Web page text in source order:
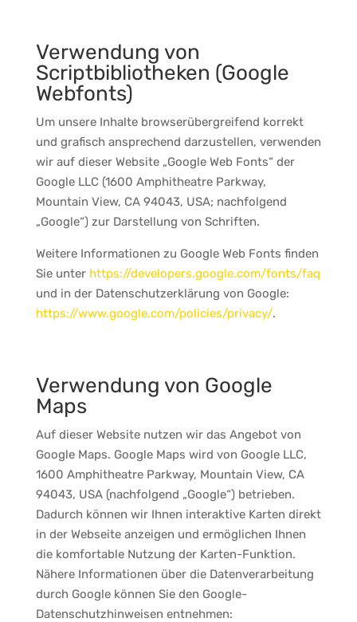
Verwendung von
Scriptbibliotheken (Google
Webfonts)
Um unsere Inhalte browserübergreifend korrekt
und grafisch ansprechend darzustellen, verwenden
wir auf dieser Website „Google Web Fonts“ der
Google LLC (1600 Amphitheatre Parkway,
Mountain View, CA 94043, USA; nachfolgend
„Google“) zur Darstellung von Schriften.
Weitere Informationen zu Google Web Fonts finden
Sie unter https://developers.google.com/fonts/faq
und in der Datenschutzerklärung von Google:
https://www.google.com/policies/privacy/.
Verwendung von Google
Maps
Auf dieser Website nutzen wir das Angebot von
Google Maps. Google Maps wird von Google LLC,
1600 Amphitheatre Parkway, Mountain View, CA
94043, USA (nachfolgend „Google“) betrieben.
Dadurch können wir Ihnen interaktive Karten direkt
in der Webseite anzeigen und ermöglichen Ihnen
die komfortable Nutzung der Karten-Funktion.
Nähere Informationen über die Datenverarbeitung
durch Google können Sie den Google-
Datenschutzhinweisen entnehmen: